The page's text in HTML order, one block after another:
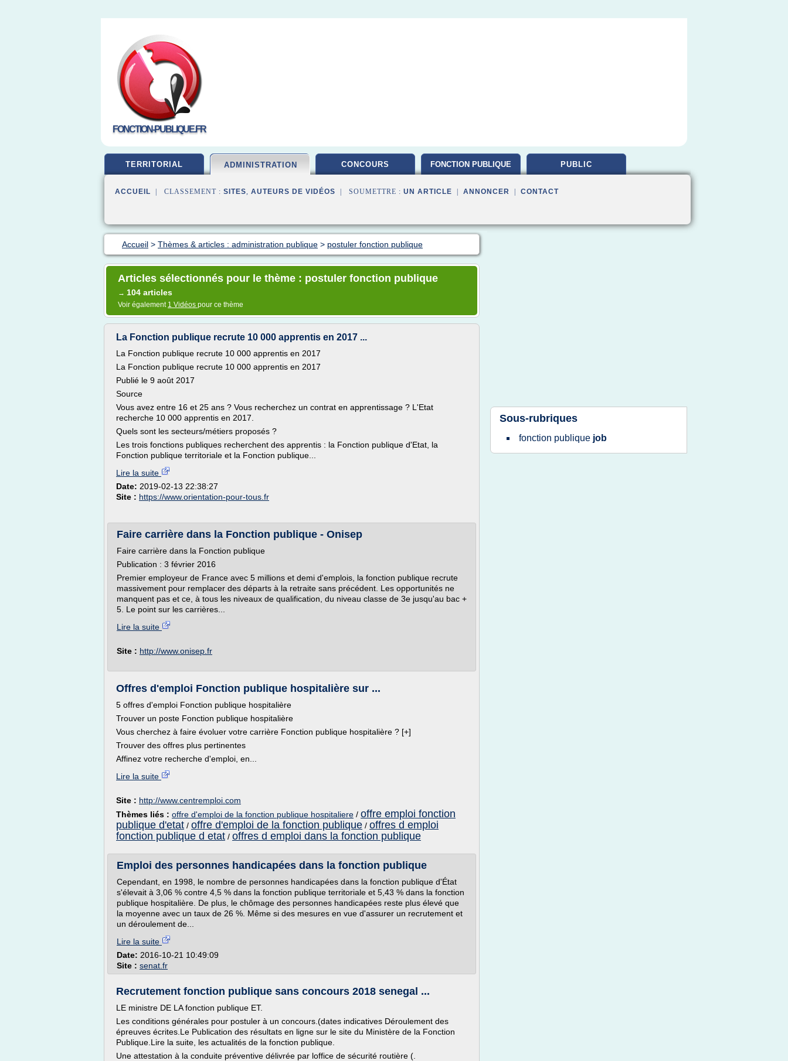
FONCTION-PUBLIQUE.FR
TERRITORIAL ADMINISTRATION CONCOURS FONCTION PUBLIQUE PUBLIC
ACCUEIL | CLASSEMENT : SITES, AUTEURS DE VIDÉOS | SOUMETTRE : UN ARTICLE ANNONCER CONTACT
Accueil > Thèmes & articles : administration publique > postuler fonction publique
Articles sélectionnés pour le thème : postuler fonction publique
→ 104 articles
Voir également 1 Vidéos pour ce thème
La Fonction publique recrute 10 000 apprentis en 2017 ...
La Fonction publique recrute 10 000 apprentis en 2017
La Fonction publique recrute 10 000 apprentis en 2017
Publié le 9 août 2017
Source
Vous avez entre 16 et 25 ans ? Vous recherchez un contrat en apprentissage ? L'Etat
recherche 10 000 apprentis en 2017.
Quels sont les secteurs/métiers proposés ?
Les trois fonctions publiques recherchent des apprentis : la Fonction publique d'Etat, la
Fonction publique territoriale et la Fonction publique...
Lire la suite
Date: 2019-02-13 22:38:27
Site : https://www.orientation-pour-tous.fr
Faire carrière dans la Fonction publique - Onisep
Faire carrière dans la Fonction publique
Publication : 3 février 2016
Premier employeur de France avec 5 millions et demi d'emplois, la fonction publique recrute
massivement pour remplacer des départs à la retraite sans précédent. Les opportunités ne
manquent pas et ce, à tous les niveaux de qualification, du niveau classe de 3e jusqu'au bac +
5. Le point sur les carrières...
Lire la suite
Site : http://www.onisep.fr
Offres d'emploi Fonction publique hospitalière sur ...
5 offres d'emploi Fonction publique hospitalière
Trouver un poste Fonction publique hospitalière
Vous cherchez à faire évoluer votre carrière Fonction publique hospitalière ? [+]
Trouver des offres plus pertinentes
Affinez votre recherche d'emploi, en...
Lire la suite
Site : http://www.centremploi.com
Thèmes liés : offre d'emploi de la fonction publique hospitaliere / offre emploi fonction
publique d'etat / offre d'emploi de la fonction publique / offres d emploi
fonction publique d etat / offres d emploi dans la fonction publique
Emploi des personnes handicapées dans la fonction publique
Cependant, en 1998, le nombre de personnes handicapées dans la fonction publique d'État
s'élevait à 3,06 % contre 4,5 % dans la fonction publique territoriale et 5,43 % dans la fonction
publique hospitalière. De plus, le chômage des personnes handicapées reste plus élevé que
la moyenne avec un taux de 26 %. Même si des mesures en vue d'assurer un recrutement et
un déroulement de...
Lire la suite
Date: 2016-10-21 10:49:09
Site : senat.fr
Recrutement fonction publique sans concours 2018 senegal ...
LE ministre DE LA fonction publique ET.
Les conditions générales pour postuler à un concours.(dates indicatives Déroulement des
épreuves écrites.Le Publication des résultats en ligne sur le site du Ministère de la Fonction
Publique.Lire la suite, les actualités de la fonction publique.
Une attestation à la conduite préventive délivrée par loffice de sécurité routière (.
Sous-rubriques
fonction publique job